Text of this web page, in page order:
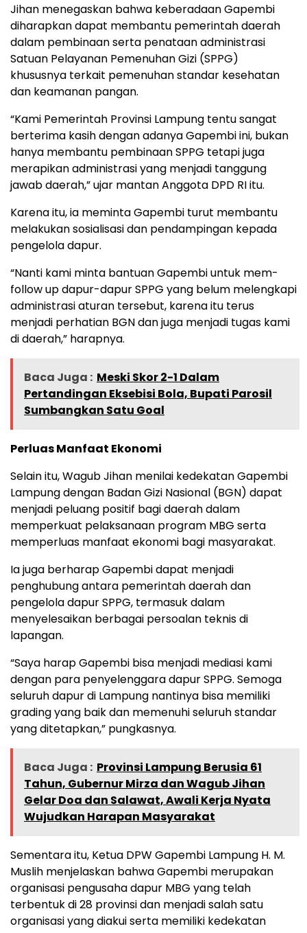
Jihan menegaskan bahwa keberadaan Gapembi
diharapkan dapat membantu pemerintah daerah
dalam pembinaan serta penataan administrasi
Satuan Pelayanan Pemenuhan Gizi (SPPG)
khususnya terkait pemenuhan standar kesehatan
dan keamanan pangan.
“Kami Pemerintah Provinsi Lampung tentu sangat
berterima kasih dengan adanya Gapembi ini, bukan
hanya membantu pembinaan SPPG tetapi juga
merapikan administrasi yang menjadi tanggung
jawab daerah,” ujar mantan Anggota DPD RI itu.
Karena itu, ia meminta Gapembi turut membantu
melakukan sosialisasi dan pendampingan kepada
pengelola dapur.
“Nanti kami minta bantuan Gapembi untuk mem-
follow up dapur-dapur SPPG yang belum melengkapi
administrasi aturan tersebut, karena itu terus
menjadi perhatian BGN dan juga menjadi tugas kami
di daerah,” harapnya.
Baca Juga : Meski Skor 2-1 Dalam
Pertandingan Eksebisi Bola, Bupati Parosil
Sumbangkan Satu Goal
Perluas Manfaat Ekonomi
Selain itu, Wagub Jihan menilai kedekatan Gapembi
Lampung dengan Badan Gizi Nasional (BGN) dapat
menjadi peluang positif bagi daerah dalam
memperkuat pelaksanaan program MBG serta
memperluas manfaat ekonomi bagi masyarakat.
Ia juga berharap Gapembi dapat menjadi
penghubung antara pemerintah daerah dan
pengelola dapur SPPG, termasuk dalam
menyelesaikan berbagai persoalan teknis di
lapangan.
“Saya harap Gapembi bisa menjadi mediasi kami
dengan para penyelenggara dapur SPPG. Semoga
seluruh dapur di Lampung nantinya bisa memiliki
grading yang baik dan memenuhi seluruh standar
yang ditetapkan,” pungkasnya.
Baca Juga : Provinsi Lampung Berusia 61
Tahun, Gubernur Mirza dan Wagub Jihan
Gelar Doa dan Salawat, Awali Kerja Nyata
Wujudkan Harapan Masyarakat
Sementara itu, Ketua DPW Gapembi Lampung H. M.
Muslih menjelaskan bahwa Gapembi merupakan
organisasi pengusaha dapur MBG yang telah
terbentuk di 28 provinsi dan menjadi salah satu
organisasi yang diakui serta memiliki kedekatan